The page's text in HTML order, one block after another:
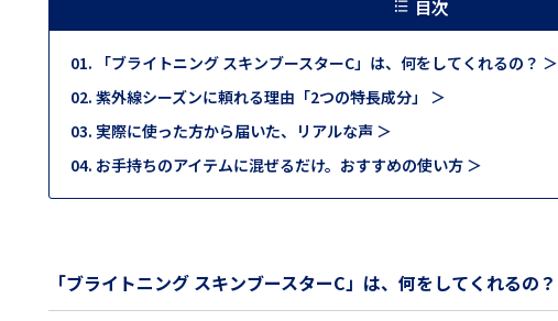
目次
「ブライトニング スキンブースターC」は、何をしてくれるの？ ＞
紫外線シーズンに頼れる理由「2つの特長成分」 ＞
実際に使った方から届いた、リアルな声 ＞
お手持ちのアイテムに混ぜるだけ。おすすめの使い方 ＞
「ブライトニング スキンブースターC」は、何をしてくれるの？